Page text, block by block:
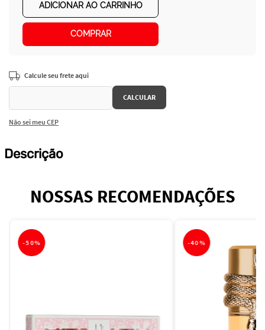
ADICIONAR AO CARRINHO
COMPRAR
Não sei meu CEP
Descrição
NOSSAS RECOMENDAÇÕES
-50% -40%